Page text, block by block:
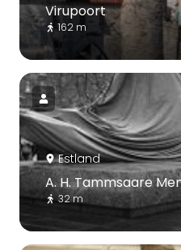
Virupoort
162 m
Estland
A. H. Tammsaare
32 m